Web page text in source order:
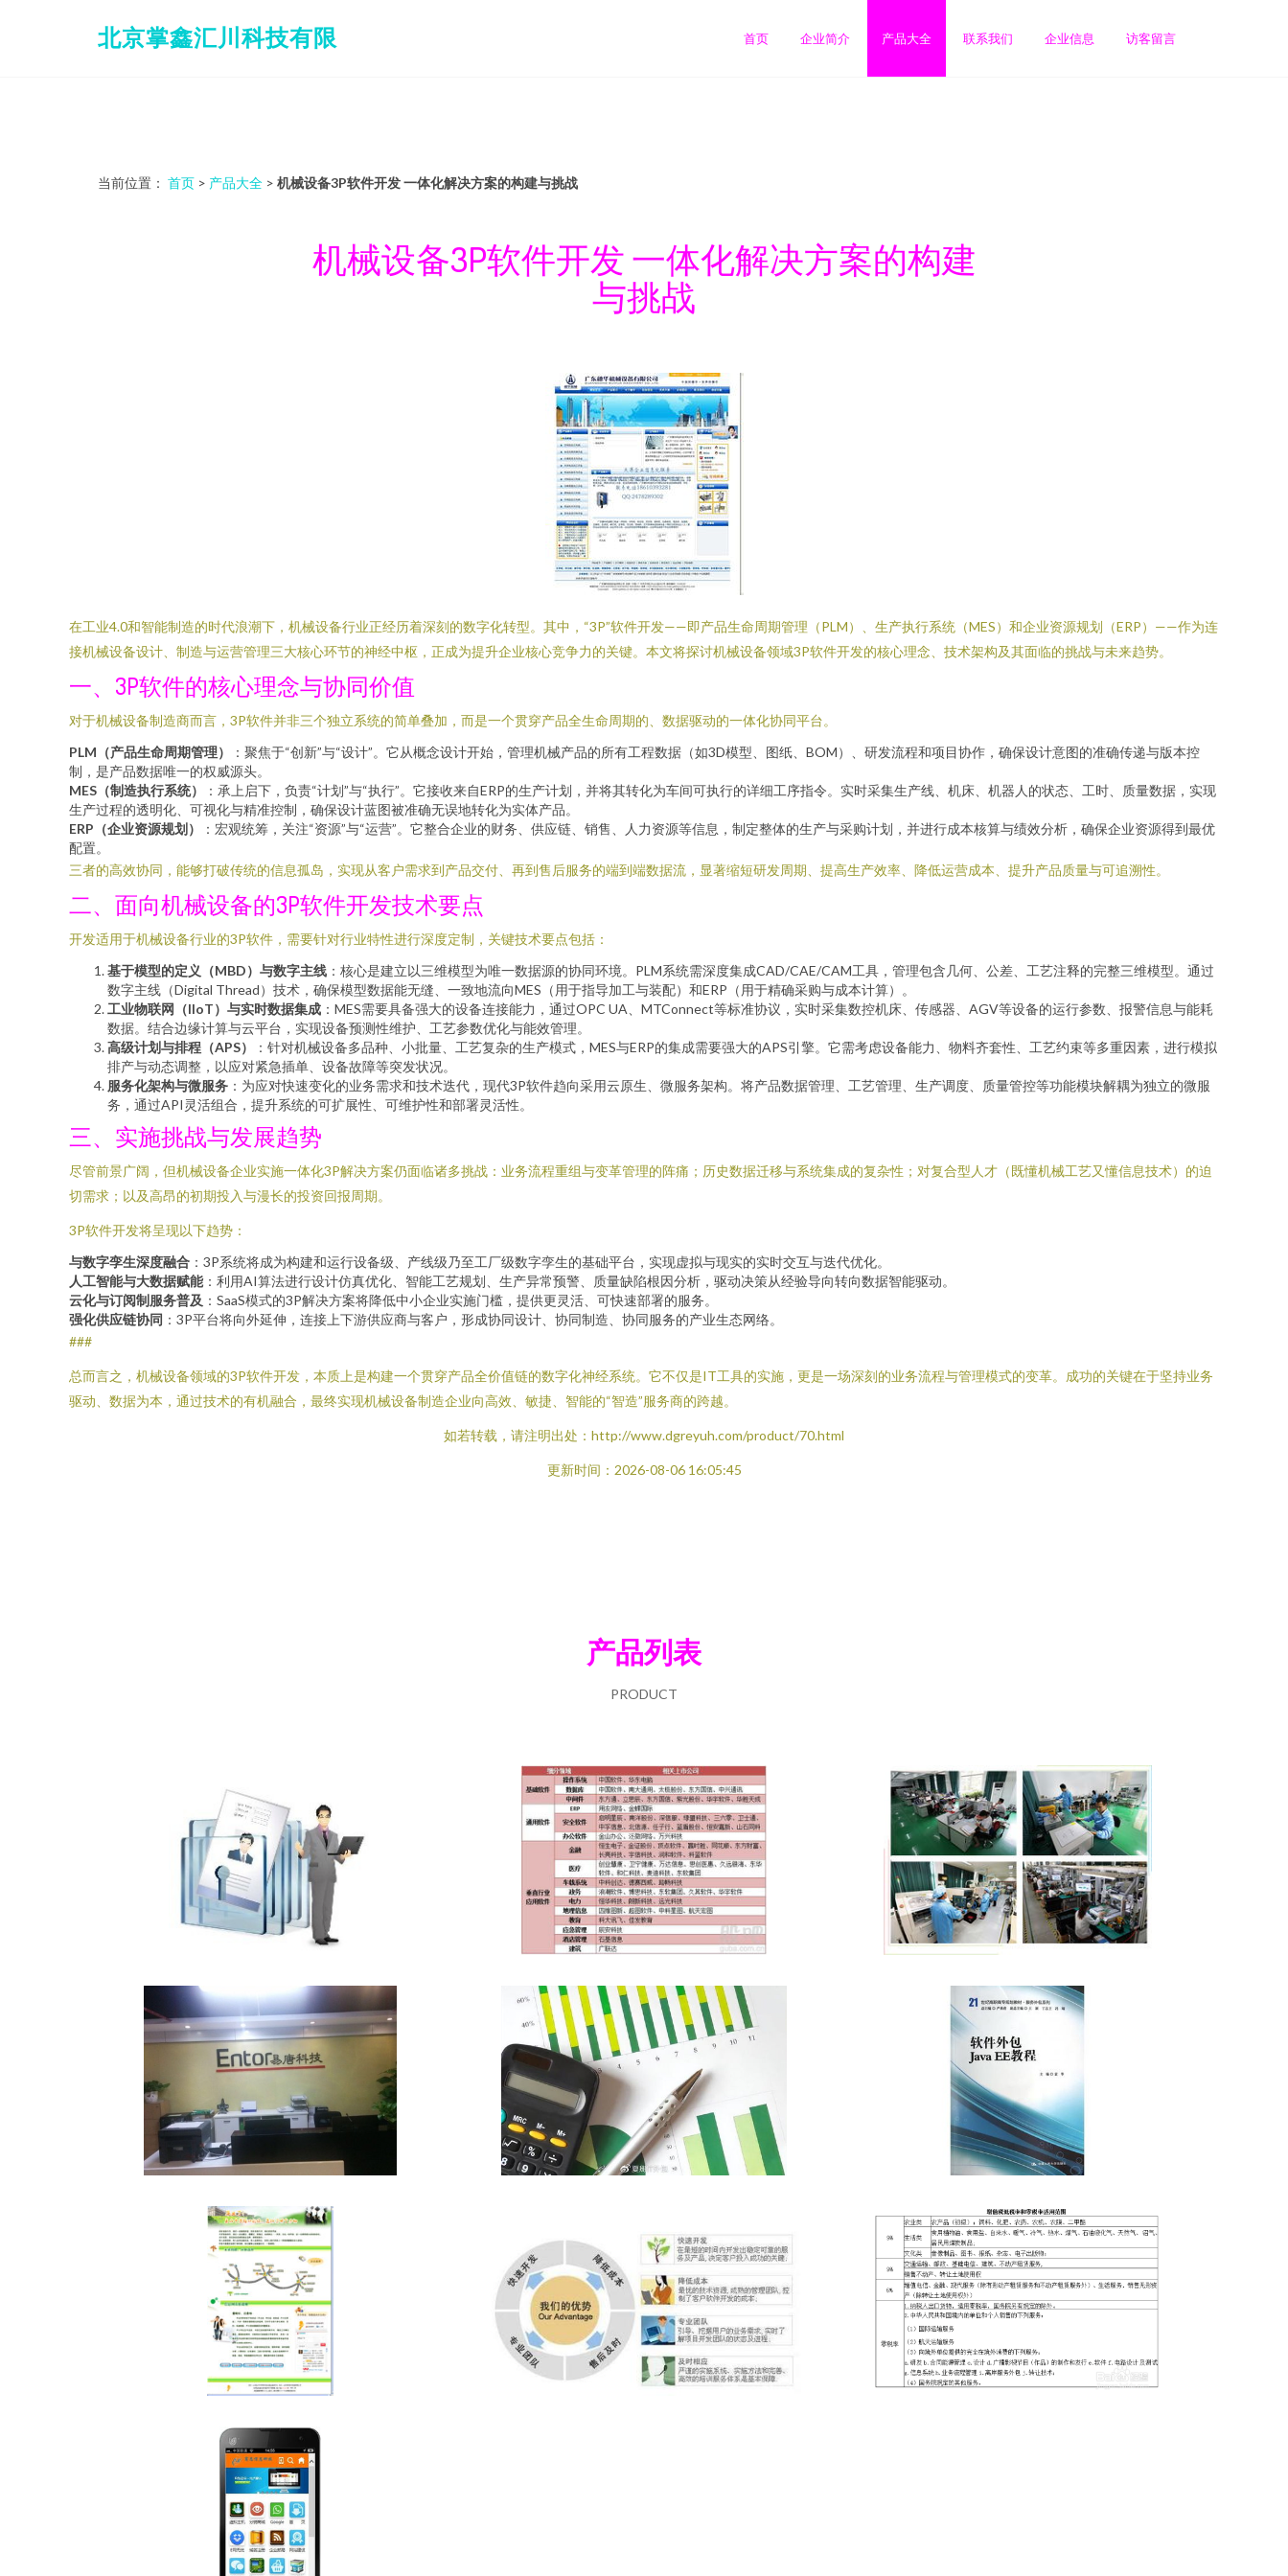
北京掌鑫汇川科技有限 首页 企业简介 产品大全 联系我们 企业信息 访客留言
当前位置： 首页 > 产品大全 > 机械设备3P软件开发 一体化解决方案的构建与挑战
机械设备3P软件开发 一体化解决方案的构建
与挑战
在工业4.0和智能制造的时代浪潮下，机械设备行业正经历着深刻的数字化转型。其中，“3P”软件开发——即产品生命周期管理（PLM）、生产执行系统（MES）和企业资源规划（ERP）——作为连
接机械设备设计、制造与运营管理三大核心环节的神经中枢，正成为提升企业核心竞争力的关键。本文将探讨机械设备领域3P软件开发的核心理念、技术架构及其面临的挑战与未来趋势。
一、3P软件的核心理念与协同价值
对于机械设备制造商而言，3P软件并非三个独立系统的简单叠加，而是一个贯穿产品全生命周期的、数据驱动的一体化协同平台。
PLM（产品生命周期管理）
：聚焦于“创新”与“设计”。它从概念设计开始，管理机械产品的所有工程数据（如3D模型、图纸、BOM）、研发流程和项目协作，确保设计意图的准确传递与版本控
制，是产品数据唯一的权威源头。
MES（制造执行系统）
：承上启下，负责“计划”与“执行”。它接收来自ERP的生产计划，并将其转化为车间可执行的详细工序指令。实时采集生产线、机床、机器人的状态、工时、质量数据，实现
生产过程的透明化、可视化与精准控制，确保设计蓝图被准确无误地转化为实体产品。
ERP（企业资源规划）
：宏观统筹，关注“资源”与“运营”。它整合企业的财务、供应链、销售、人力资源等信息，制定整体的生产与采购计划，并进行成本核算与绩效分析，确保企业资源得到最优
配置。
三者的高效协同，能够打破传统的信息孤岛，实现从客户需求到产品交付、再到售后服务的端到端数据流，显著缩短研发周期、提高生产效率、降低运营成本、提升产品质量与可追溯性。
二、面向机械设备的3P软件开发技术要点
开发适用于机械设备行业的3P软件，需要针对行业特性进行深度定制，关键技术要点包括：
基于模型的定义（MBD）与数字主线 ：核心是建立以三维模型为唯一数据源的协同环境。PLM系统需深度集成CAD/CAE/CAM工具，管理包含几何、公差、工艺注释的完整三维模型。通过
数字主线（Digital Thread）技术，确保模型数据能无缝、一致地流向MES（用于指导加工与装配）和ERP（用于精确采购与成本计算）。
工业物联网（IIoT）与实时数据集成 ：MES需要具备强大的设备连接能力，通过OPC UA、MTConnect等标准协议，实时采集数控机床、传感器、AGV等设备的运行参数、报警信息与能耗
数据。结合边缘计算与云平台，实现设备预测性维护、工艺参数优化与能效管理。
高级计划与排程（APS）
：针对机械设备多品种、小批量、工艺复杂的生产模式，MES与ERP的集成需要强大的APS引擎。它需考虑设备能力、物料齐套性、工艺约束等多重因素，进行模拟
排产与动态调整，以应对紧急插单、设备故障等突发状况。
服务化架构与微服务 ：为应对快速变化的业务需求和技术迭代，现代3P软件趋向采用云原生、微服务架构。将产品数据管理、工艺管理、生产调度、质量管控等功能模块解耦为独立的微服
务，通过API灵活组合，提升系统的可扩展性、可维护性和部署灵活性。
三、实施挑战与发展趋势
尽管前景广阔，但机械设备企业实施一体化3P解决方案仍面临诸多挑战：业务流程重组与变革管理的阵痛；历史数据迁移与系统集成的复杂性；对复合型人才（既懂机械工艺又懂信息技术）的迫
切需求；以及高昂的初期投入与漫长的投资回报周期。
3P软件开发将呈现以下趋势：
与数字孪生深度融合 ：3P系统将成为构建和运行设备级、产线级乃至工厂级数字孪生的基础平台，实现虚拟与现实的实时交互与迭代优化。
人工智能与大数据赋能：利用AI算法进行设计仿真优化、智能工艺规划、生产异常预警、质量缺陷根因分析，驱动决策从经验导向转向数据智能驱动。
云化与订阅制服务普及 ：SaaS模式的3P解决方案将降低中小企业实施门槛，提供更灵活、可快速部署的服务。
强化供应链协同 ：3P平台将向外延伸，连接上下游供应商与客户，形成协同设计、协同制造、协同服务的产业生态网络。
###
总而言之，机械设备领域的3P软件开发，本质上是构建一个贯穿产品全价值链的数字化神经系统。它不仅是IT工具的实施，更是一场深刻的业务流程与管理模式的变革。成功的关键在于坚持业务
驱动、数据为本，通过技术的有机融合，最终实现机械设备制造企业向高效、敏捷、智能的“智造”服务商的跨越。
如若转载，请注明出处：http://www.dgreyuh.com/product/70.html
更新时间：2026-08-06 16:05:45
产品列表
PRODUCT